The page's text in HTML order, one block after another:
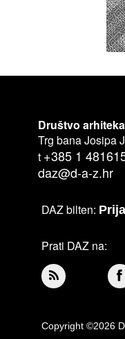
Društvo
Trg bana Josipa
t +385 1
daz@d-a-z.hr
DAZ bilten:
Prati DAZ na:
Copyright ©2026